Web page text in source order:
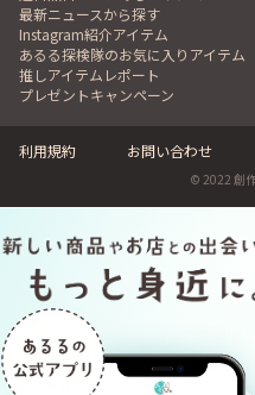
最新ニュースから探す
Instagram紹介アイテム
あるる探検隊のお気に入りアイテム
推しアイテムレポート
プレゼントキャンペーン
利用規約 お問い合わせ
© 2022 創